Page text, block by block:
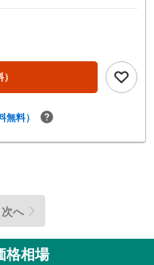
間が確保できます。〇人
ミュニケーションをとり
。〇WICやSICなど収納箇
キリ片付きます。〇近隣に
どがあり利便性の良い立地
伊場店まで約371m〇ファミ
！現地を見学される場合は
）」ボタンよりご希望の日
ーズにご案内が可能です。
無料）
次へ
格相場